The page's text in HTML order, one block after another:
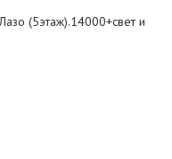
(5этаж).14000+свет и